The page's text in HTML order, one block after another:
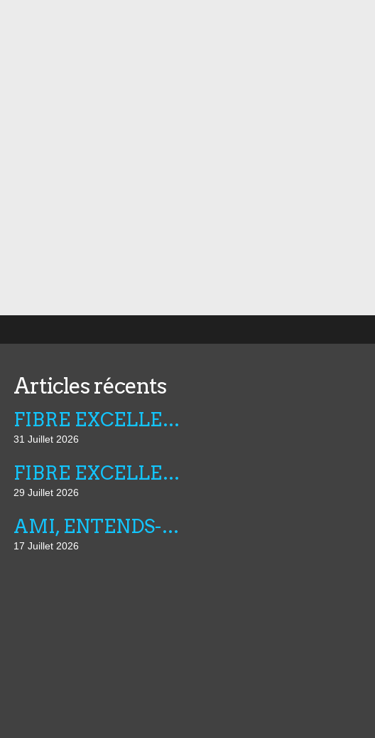
Articles récents
FIBRE EXCELLENCE : LA LUTTE CONTINUE
31 Juillet 2026
FIBRE EXCELLENCE : LE POUVOIR REGLE SES COMPTES
29 Juillet 2026
AMI, ENTENDS-TU N°25
17 Juillet 2026